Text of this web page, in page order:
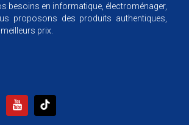
besoins en informatique, électroménager,
proposons des produits authentiques,
prix.